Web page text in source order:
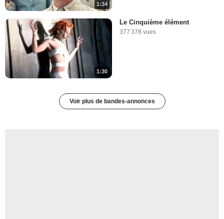
1:34
1:30
Le Cinquième élément
377 378 vues
Voir plus de bandes-annonces